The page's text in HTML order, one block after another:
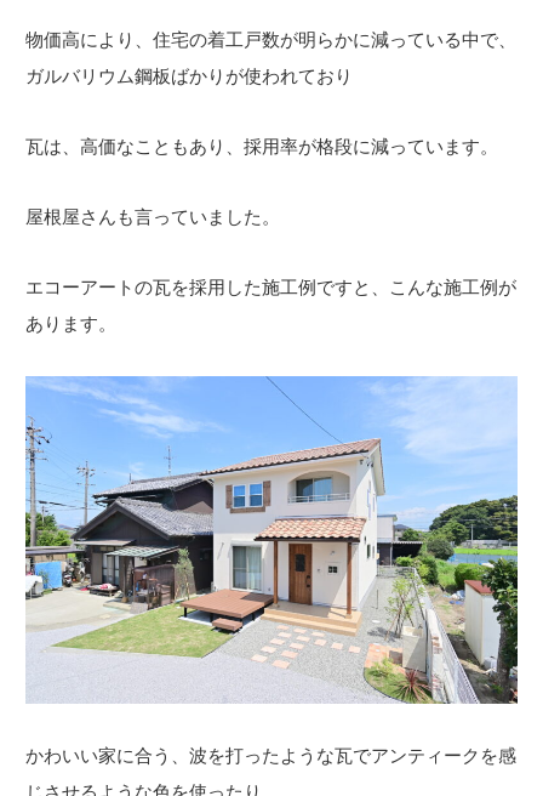
物価高により、住宅の着工戸数が明らかに減っている中で、
ガルバリウム鋼板ばかりが使われており
瓦は、高価なこともあり、採用率が格段に減っています。
屋根屋さんも言っていました。
エコーアートの瓦を採用した施工例ですと、こんな施工例が
あります。
かわいい家に合う、波を打ったような瓦でアンティークを感
じさせるような色を使ったり